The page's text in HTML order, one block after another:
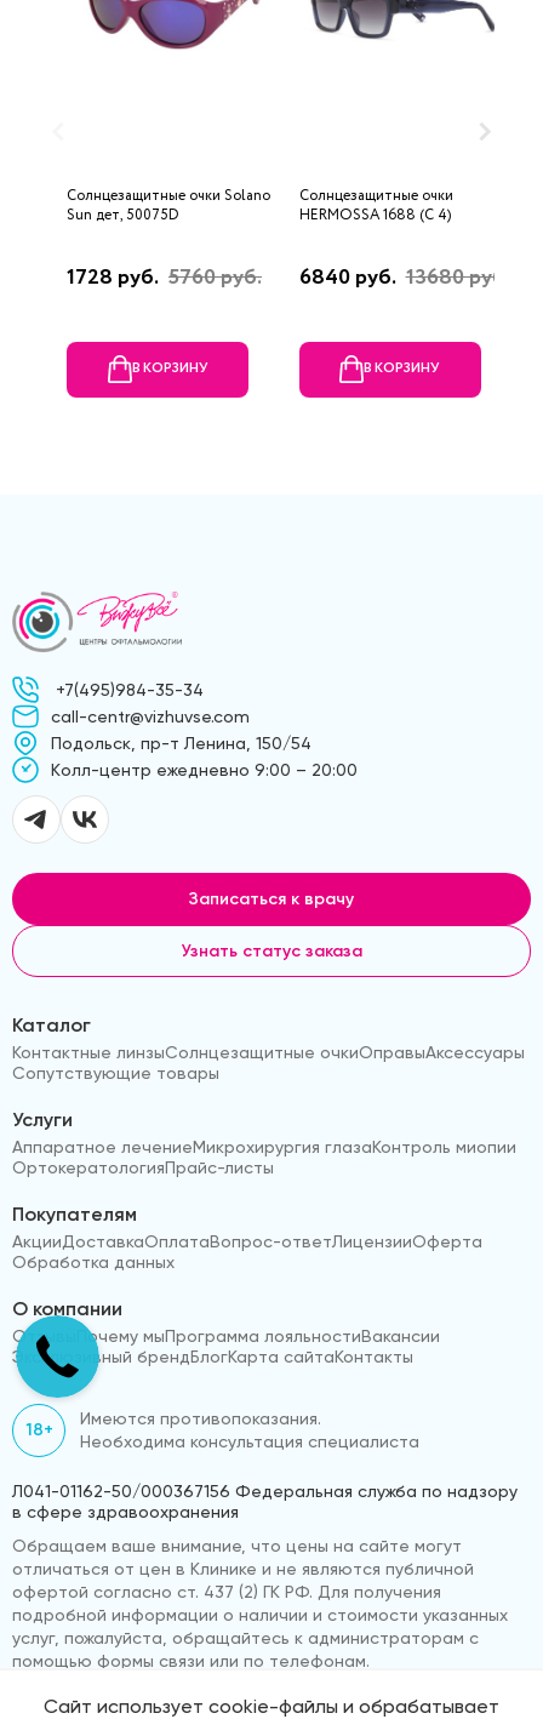
Солнцезащитные очки Solano
Sun дет, 50075D
1728 руб. 5760 руб.
В КОРЗИНУ
Солнцезащитные очки
HERMOSSA 1688 (C 4)
6840 руб. 13680 руб.
В КОРЗИНУ
+7(495)984-35-34
call-centr@vizhuvse.com
Подольск, пр-т Ленина, 150/54
Kолл-центр ежедневно 9:00 – 20:00
Записаться к врачу
Узнать статус заказа
Каталог
Контактные линзыСолнцезащитные очкиОправыАксессуары
Сопутствующие товары
Услуги
Аппаратное лечениеМикрохирургия глазаКонтроль миопии
ОртокератологияПрайс-листы
Покупателям
АкцииДоставкаОплатаВопрос-ответЛицензииОферта
Обработка данных
О компании
Отзывы Почему мыПрограмма лояльностиВакансии
Эксклюзивный брендБлогКарта сайтаКонтакты
18+
Имеются противопоказания.
Необходима консультация специалиста
Л041-01162-50/000367156 Федеральная служба по надзору
в сфере здравоохранения
Обращаем ваше внимание, что цены на сайте могут
отличаться от цен в Клинике и не являются публичной
офертой согласно ст. 437 (2) ГК РФ. Для получения
подробной информации о наличии и стоимости указанных
услуг, пожалуйста, обращайтесь к администраторам с
помощью формы связи или по телефонам.
Сайт использует cookie-файлы и обрабатывает